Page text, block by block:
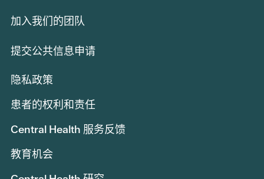
加入我们的团队
提交公共信息申请
隐私政策
患者的权利和责任
Central Health 服务反馈
教育机会